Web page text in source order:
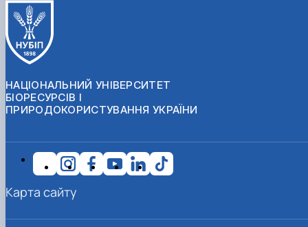
НАЦІОНАЛЬНИЙ УНІВЕРСИТЕТ
БІОРЕСУРСІВ І
ПРИРОДОКОРИСТУВАННЯ УКРАЇНИ
Карта сайту